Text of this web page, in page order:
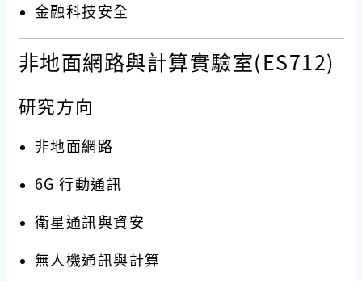
金融科技安全
非地面網路與計算實驗室(ES712)
研究方向
非地面網路
6G 行動通訊
衛星通訊與資安
無人機通訊與計算